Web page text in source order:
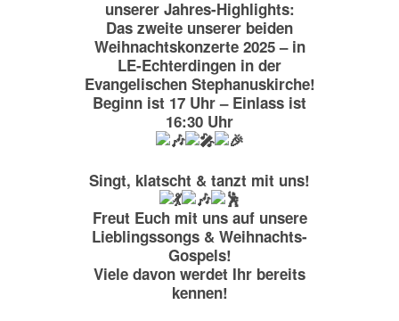
unserer Jahres-Highlights:
Das zweite unserer beiden
Weihnachtskonzerte 2025 – in
LE-Echterdingen in der
Evangelischen Stephanuskirche!
Beginn ist 17 Uhr – Einlass ist
16:30 Uhr
Singt, klatscht & tanzt mit uns!
Freut Euch mit uns auf unsere
Lieblingssongs & Weihnachts-
Gospels!
Viele davon werdet Ihr bereits
kennen!